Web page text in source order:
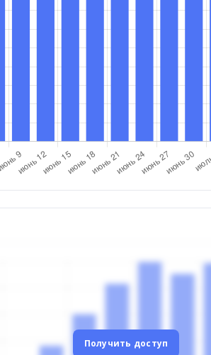
Получить доступ